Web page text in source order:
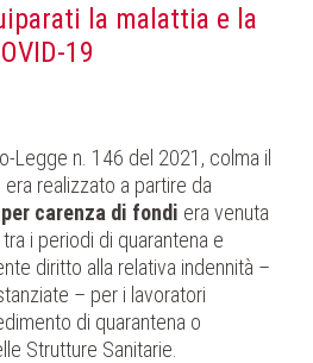
la malattia e la
19
Legge n. 146 del 2021, colma il
realizzato a partire da
per carenza di fondi era venuta
i periodi di quarantena e
diritto alla relativa indennità –
– per i lavoratori
di quarantena o
Strutture Sanitarie.